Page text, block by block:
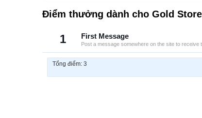
Điểm thưởng dành cho Gold Store
1 First Message
Post a message somewhere on the site to receive
Tổng điểm: 3